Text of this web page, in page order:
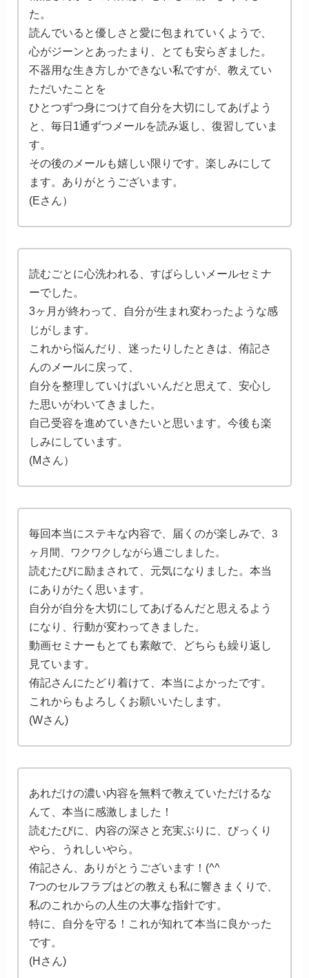
た。
読んでいると優しさと愛に包まれていくようで、
心がジーンとあったまり、とても安らぎました。
不器用な生き方しかできない私ですが、教えてい
ただいたことを
ひとつずつ身につけて自分を大切にしてあげよう
と、毎日1通ずつメールを読み返し、復習していま
す。
その後のメールも嬉しい限りです。楽しみにして
ます。ありがとうございます。
(Eさん）
読むごとに心洗われる、すばらしいメールセミナ
ーでした。
3ヶ月が終わって、自分が生まれ変わったような感
じがします。
これから悩んだり、迷ったりしたときは、侑記さ
んのメールに戻って、
自分を整理していけばいいんだと思えて、安心し
た思いがわいてきました。
自己受容を進めていきたいと思います。今後も楽
しみにしています。
(Mさん）
毎回本当にステキな内容で、届くのが楽しみで、 3
ヶ月間、ワクワクしながら過ごしました。
読むたびに励まされて、元気になりました。本当
にありがたく思います。
自分が自分を大切にしてあげるんだと思えるよう
になり、行動が変わってきました。
動画セミナーもとても素敵で、どちらも繰り返し
見ています。
侑記さんにたどり着けて、本当によかったです。
これからもよろしくお願いいたします。
(Wさん)
あれだけの濃い内容を無料で教えていただけるな
んて、本当に感激しました！
読むたびに、内容の深さと充実ぶりに、びっくり
やら、うれしいやら。
侑記さん、ありがとうございます！(^^
7つのセルフラブはどの教えも私に響きまくりで、
私のこれからの人生の大事な指針です。
特に、自分を守る！これが知れて本当に良かった
です。
(Hさん)